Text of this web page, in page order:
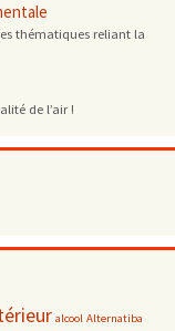
thématiques reliant la
de l’air !
alcool Alternatiba